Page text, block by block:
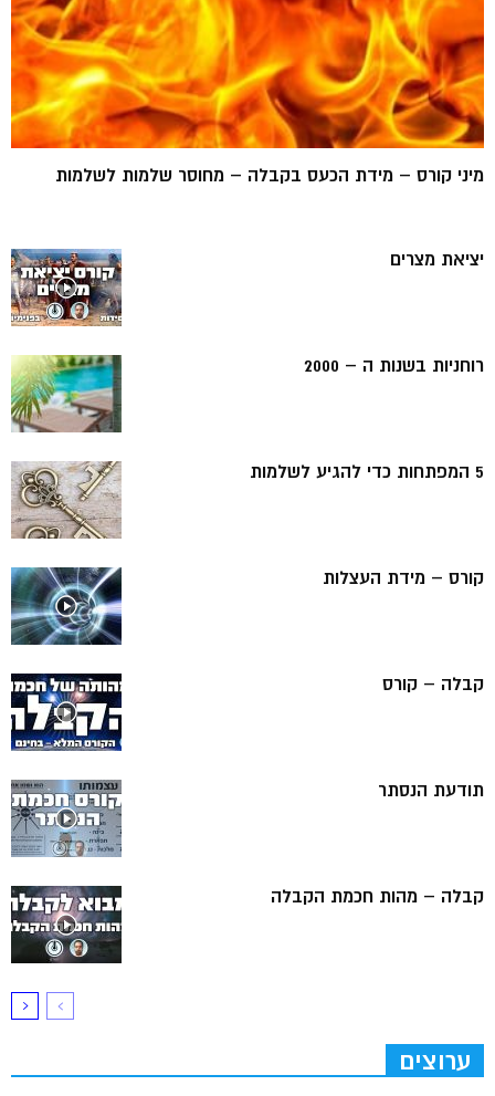
מיני קורס – מידת הכעס בקבלה – מחוסר שלמות לשלמות
יציאת מצרים
רוחניות בשנות ה – 2000
5 המפתחות כדי להגיע לשלמות
קורס – מידת העצלות
קבלה – קורס
תודעת הנסתר
קבלה – מהות חכמת הקבלה
ערוצים